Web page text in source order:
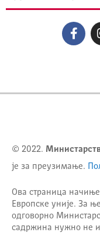
© 2022.
је за преузимање.
Ова страница
Европске уније. За
одговорно
садржина нужно не